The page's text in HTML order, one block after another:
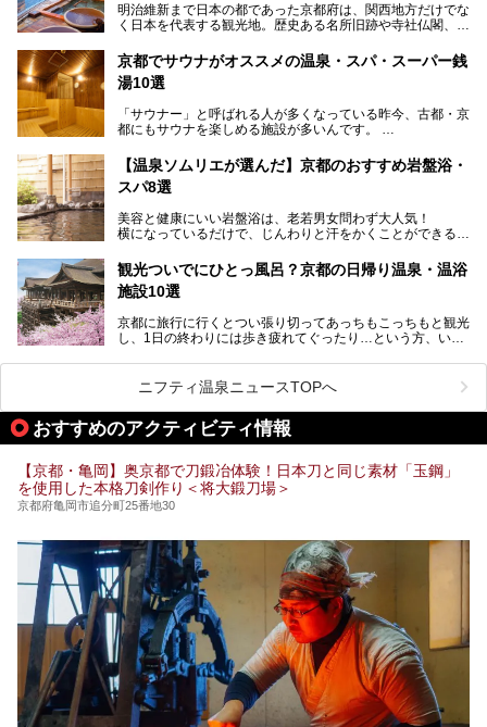
漁師町や商店街で働く人々を支えてきたこの2軒の銭湯とと
ます。
───
この記事は京都府舞鶴市のPR記事です。
明治維新まで日本の都であった京都府は、関西地方だけでな
く日本を代表する観光地。歴史ある名所旧跡や寺社仏閣、そ
今回は、そんな京都府で2025年現在おすすめのスーパー銭
湯を紹介します。
部でレジャー気分を満喫できる温泉施設まで、好みのスーパ
ー銭湯を探してみてくださいね。
京都でサウナがオススメの温泉・スパ・スーパー銭
湯10選
「サウナー」と呼ばれる人が多くなっている昨今、古都・京
都にもサウナを楽しめる施設が多いんです。
自分の好きなサウナを探すのもいいですが、さまざまなサウ
ナを体感してみたいですよね。
のある温浴施設を紹介します。
ウナを楽しみましょう！
【温泉ソムリエが選んだ】京都のおすすめ岩盤浴・
スパ8選
美容と健康にいい岩盤浴は、老若男女問わず大人気！
横になっているだけで、じんわりと汗をかくことができるの
地元の方はもちろん、旅先としても人気の京都。
観光のついでに岩盤浴のある温泉に浸かってリフレッシュす
今回は京都にある岩盤浴のある施設をピックアップしてご紹
観光ついでにひとっ風呂？京都の日帰り温泉・温浴
施設10選
京都に旅行に行くとつい張り切ってあっちもこっちもと観光
し、1日の終わりには歩き疲れてぐったり…という方、いま
そんな疲れた身体には温泉です！京都には、市内にも郊外に
も素晴らしい温泉がたくさんあります。そこで、日帰り利用
できるおすすめの温泉・温浴施設をまとめてみました。
ニフティ温泉ニュースTOPへ
おすすめのアクティビティ情報
【京都・亀岡】奥京都で刀鍛冶体験！日本刀と同じ素材「玉鋼」
を使用した本格刀剣作り＜将大鍛刀場＞
京都府亀岡市追分町25番地30